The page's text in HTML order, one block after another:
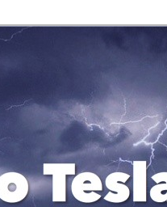
de ciencia